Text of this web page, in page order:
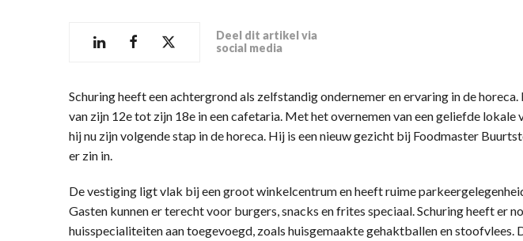
Deel dit artikel via
social media
Schuring heeft een achtergrond als zelfstandig ondernemer en ervaring in de
van zijn 12e tot zijn 18e in een cafetaria. Met het overnemen van een geliefde lokale
hij nu zijn volgende stap in de horeca. Hij is een nieuw gezicht bij Foodmaster
er zin in.
De vestiging ligt vlak bij een groot winkelcentrum en heeft ruime
Gasten kunnen er terecht voor burgers, snacks en frites speciaal. Schuring heeft er
huisspecialiteiten aan toegevoegd, zoals huisgemaakte gehaktballen en stoofvlees.